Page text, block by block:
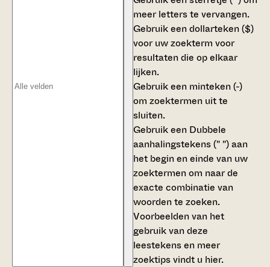
meer letters te vervangen.
Gebruik eendollarteken ($)
voor uw zoekterm voor
resultaten die op elkaar
lijken.
Gebruik een minteken (-)
om zoektermen uit te
sluiten.
Gebruik een Dubbele
aanhalingstekens (" ")aan
het begin en einde van uw
zoektermen om naar de
exacte combinatie van
woorden te zoeken.
Voorbeelden van het
gebruik van deze
leestekens en meer
zoektips vindt u hier.